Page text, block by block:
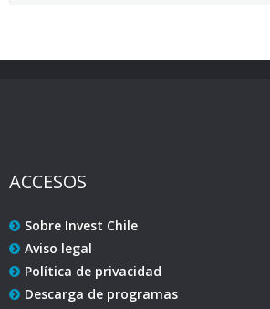
ACCESOS
Sobre Invest Chile
Aviso legal
Política de privacidad
Descarga de programas